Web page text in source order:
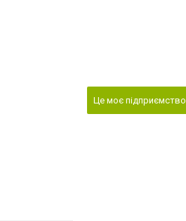
Це моє підприємство